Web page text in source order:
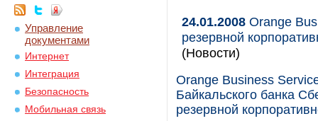
Управление
документами
Интернет
Интеграция
Безопасность
Мобильная связь
24.01.2008 Orange
резервной
(Новости)
Orange Business
Байкальского банка
резервной